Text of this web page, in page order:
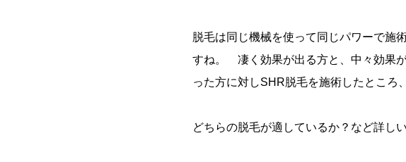
脱毛は同じ機械を使って同じパワーで施
すね。 凄く効果が出る方と、中々効果
った方に対しSHR脱毛を施術したところ
どちらの脱毛が適しているか？など詳